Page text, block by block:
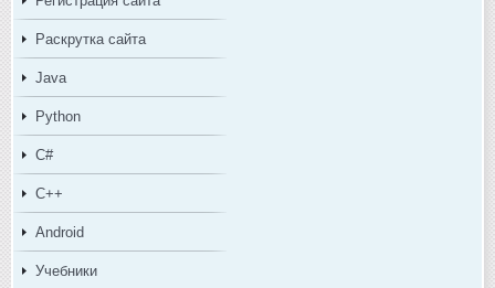
Раскрутка сайта
Java
Python
C#
C++
Android
Учебники